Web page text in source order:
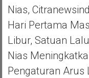
Nias,
Hari Pertama
Libur, Satuan
Nias
Pengaturan Arus